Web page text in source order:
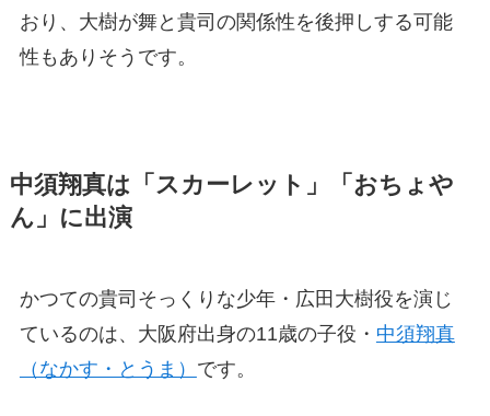
おり、大樹が舞と貴司の関係性を後押しする可能
性もありそうです。
中須翔真は「スカーレット」「おちょや
ん」に出演
かつての貴司そっくりな少年・広田大樹役を演じ
ているのは、大阪府出身の11歳の子役・ 中須翔真
（なかす・とうま） です。